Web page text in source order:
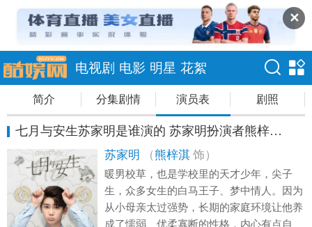
✕
电视剧 电影 明星 花絮
简介 分集剧情 演员表 剧照
七月与安生苏家明是谁演的 苏家明扮演者熊梓淇资料
苏家明 （熊梓淇 饰）
暖男校草，也是学校里的天才少年，尖子
生，众多女生的白马王子、梦中情人。因为
从小母亲太过强势，长期的家庭环境让他养
成了懦弱、优柔寡断的性格，内心有点自